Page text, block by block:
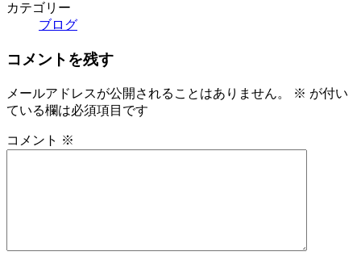
カテゴリー
ブログ
コメントを残す
メールアドレスが公開されることはありません。 ※ が付い
ている欄は必須項目です
コメント ※